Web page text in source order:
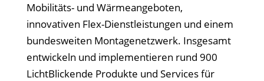
Mobilitäts- und Wärmeangeboten,
innovativen Flex-Dienstleistungen und einem
bundesweiten Montagenetzwerk. Insgesamt
entwickeln und implementieren rund 900
LichtBlickende Produkte und Services für